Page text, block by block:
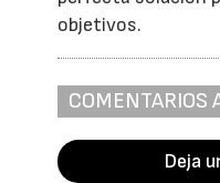
objetivos.
COMENTARIOS
Deja